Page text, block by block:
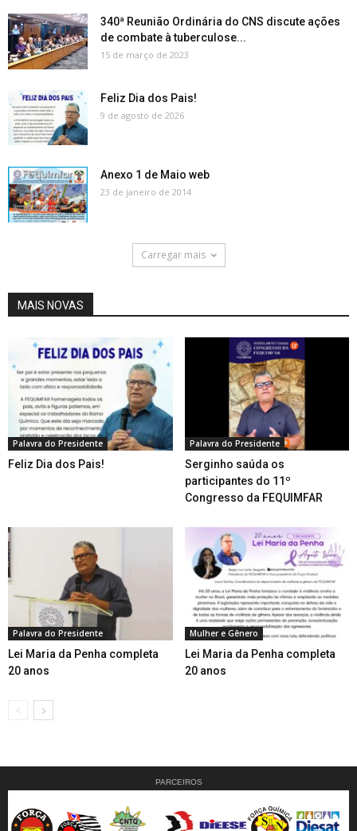
340ª Reunião Ordinária do CNS discute ações
de combate à tuberculose...
15 de março de 2023
Feliz Dia dos Pais!
9 de agosto de 2026
Anexo 1 de Maio web
23 de janeiro de 2014
Carregar mais
MAIS NOVAS
Palavra do Presidente
Feliz Dia dos Pais!
Palavra do Presidente
Serginho saúda os
participantes do 11º
Congresso da FEQUIMFAR
Palavra do Presidente
Lei Maria da Penha completa
20 anos
Mulher e Gênero
Lei Maria da Penha completa
20 anos
PARCEIROS